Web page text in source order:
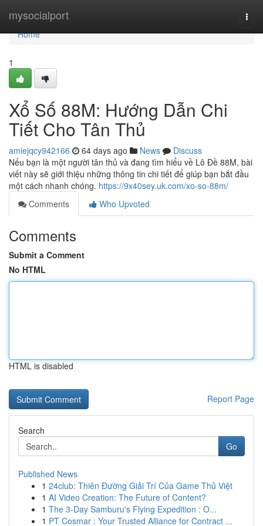
mysocialport
Home
Home
1
Xổ Số 88M: Hướng Dẫn Chi
Tiết Cho Tân Thủ
amiejqcy942166 64 days ago News
Discuss
Nếu bạn là một người tân thủ và đang tìm hiểu về Lô Đề 88M, bài
viết này sẽ giới thiệu những thông tin chi tiết để giúp bạn bắt đầu
một cách nhanh chóng. https://9x40sey.uk.com/xo-so-88m/
Comments
Who Upvoted
Comments
Submit a Comment
No HTML
HTML is disabled
Report Page
Search
Go
Published News
1 24club: Thiên Đường Giải Trí Của Game Thủ Việt
1 AI Video Creation: The Future of Content?
1 The 3-Day Samburu's Flying Expedition : O...
1 PT Cosmar : Your Trusted Alliance for Contract ...